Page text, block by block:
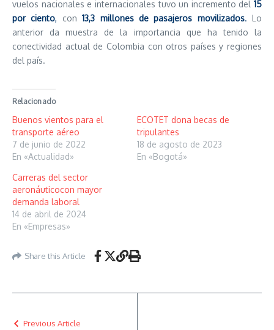
vuelos nacionales e internacionales tuvo un incremento del 15
por ciento, con13,3 millones de pasajeros movilizados. Lo
anterior da muestra de la importancia que ha tenido la
conectividad actual de Colombia con otros países y regiones
del país.
Relacionado
Buenos vientos para el
transporte aéreo
7 de junio de 2022
En «Actualidad»
ECOTET dona becas de
tripulantes
18 de agosto de 2023
En «Bogotá»
Carreras del sector
aeronáuticocon mayor
demanda laboral
14 de abril de 2024
En «Empresas»
Share this Article
Previous Article